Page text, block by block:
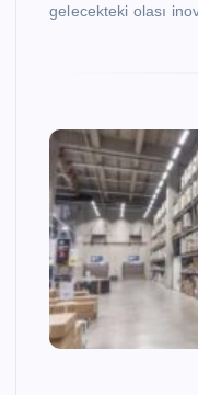
gelecekteki olası